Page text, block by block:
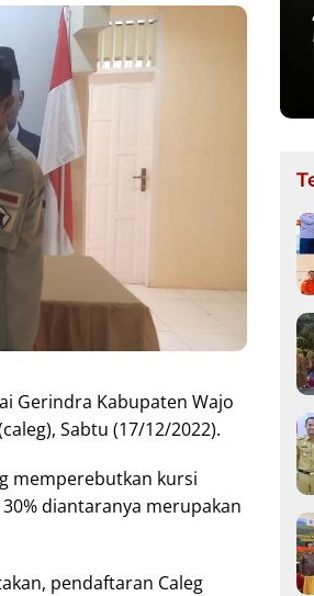
Gerindra Kabupaten Wajo
Sabtu (17/12/2022).
memperebutkan kursi
diantaranya merupakan
pendaftaran Caleg